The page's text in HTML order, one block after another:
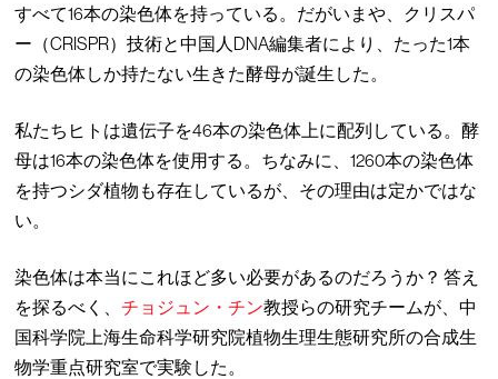
すべて16本の染色体を持っている。だがいまや、クリスパ
ー（CRISPR）技術と中国人DNA編集者により、たった1本
の染色体しか持たない生きた酵母が誕生した。
私たちヒトは遺伝子を46本の染色体上に配列している。酵
母は16本の染色体を使用する。ちなみに、1260本の染色体
を持つシダ植物も存在しているが、その理由は定かではな
い。
染色体は本当にこれほど多い必要があるのだろうか？ 答え
を探るべく、チョジュン・チン教授らの研究チームが、中
国科学院上海生命科学研究院植物生理生態研究所の合成生
物学重点研究室で実験した。